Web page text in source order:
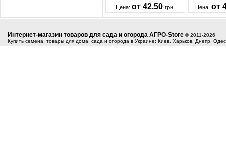
Цена:от 42.50грн. Цена: от
Интернет-магазин товаров для сада и огорода АГРО-Store © 2011-2026
Купить семена, товары для дома, сада и огорода в Украине: Киев, Харьков, Днепр,